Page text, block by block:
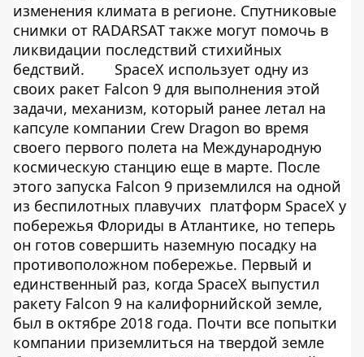
изменения климата в регионе. Спутниковые
снимки от RADARSAT также могут помочь в
ликвидации последствий стихийных
бедствий.
SpaceX использует одну из
своих ракет Falcon 9 для выполнения этой
задачи, механизм, который ранее летал на
капсуле компании Crew Dragon во время
своего первого полета на Международную
космическую станцию ​​еще в марте. После
этого запуска Falcon 9 приземлился на одной
из беспилотных плавучих платформ SpaceX у
побережья Флориды в Атлантике, но теперь
он готов совершить наземную посадку на
противоположном побережье. Первый и
единственный раз, когда SpaceX выпустил
ракету Falcon 9 на калифорнийской земле,
был в октябре 2018 года. Почти все попытки
компании приземлиться на твердой земле